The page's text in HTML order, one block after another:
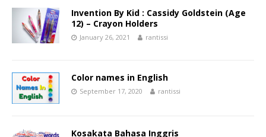
Invention By Kid : Cassidy Goldstein (Age
12) – Crayon Holders
January 26, 2021 rantissi
Color names in English
September 17, 2020 rantissi
Kosakata Bahasa Inggris